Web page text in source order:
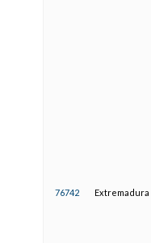
76742 Extremadura